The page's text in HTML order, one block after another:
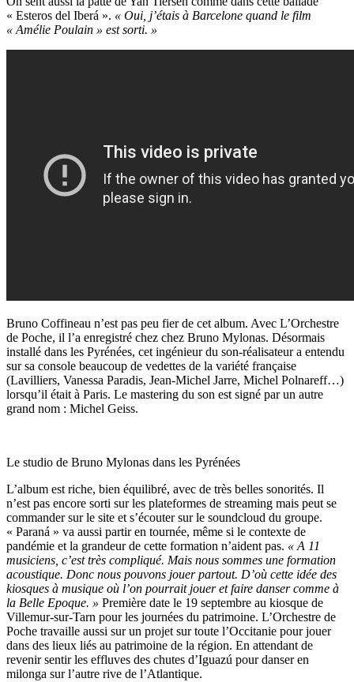
« Esteros del Iberá ». « Oui, j’étais à Barcelone quand le film
« Amélie Poulain » est sorti. »
Bruno Coffineau n’est pas peu fier de cet album. Avec L’Orchestre
de Poche, il l’a enregistré chez chez Bruno Mylonas. Désormais
installé dans les Pyrénées, cet ingénieur du son-réalisateur a entendu
sur sa console beaucoup de vedettes de la variété française
(Lavilliers, Vanessa Paradis, Jean-Michel Jarre, Michel Polnareff…)
lorsqu’il était à Paris. Le mastering du son est signé par un autre
grand nom : Michel Geiss.
Le studio de Bruno Mylonas dans les Pyrénées
L’album est riche, bien équilibré, avec de très belles sonorités. Il
n’est pas encore sorti sur les plateformes de streaming mais peut se
commander sur le site et s’écouter sur le soundcloud du groupe.
« Paraná » va aussi partir en tournée, même si le contexte de
pandémie et la grandeur de cette formation n’aident pas. « A 11
musiciens, c’est très compliqué. Mais nous sommes une formation
acoustique. Donc nous pouvons jouer partout. D’où cette idée des
kiosques à musique où l’on pourrait jouer et faire danser comme à
la Belle Epoque. » Première date le 19 septembre au kiosque de
Villemur-sur-Tarn pour les journées du patrimoine. L’Orchestre de
Poche travaille aussi sur un projet sur toute l’Occitanie pour jouer
dans des lieux liés au patrimoine de la région. En attendant de
revenir sentir les effluves des chutes d’Iguazú pour danser en
milonga sur l’autre rive de l’Atlantique.